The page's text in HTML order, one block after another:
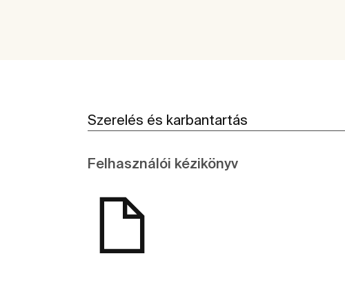
Szerelés és karbantartás
Felhasználói kézikönyv